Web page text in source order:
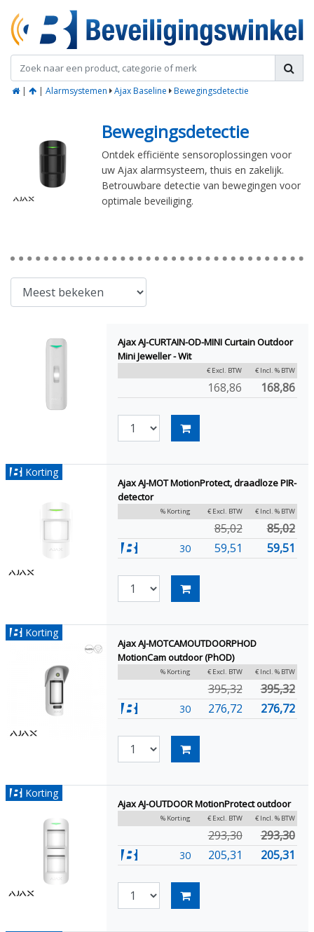
| | Alarmsystemen Ajax Baseline Bewegingsdetectie
Bewegingsdetectie
Ontdek efficiënte sensoroplossingen voor
uw Ajax alarmsysteem, thuis en zakelijk.
Betrouwbare detectie van bewegingen voor
optimale beveiliging.
Ajax AJ-CURTAIN-OD-MINI Curtain Outdoor
Mini Jeweller - Wit
€ Excl. BTW € Incl. % BTW
168,86 168,86
Korting
Ajax AJ-MOT MotionProtect, draadloze PIR-
detector
% Korting € Excl. BTW € Incl. % BTW
85,02 85,02
30 59,51 59,51
Korting
Ajax AJ-MOTCAMOUTDOORPHOD
MotionCam outdoor (PhOD)
% Korting € Excl. BTW € Incl. % BTW
395,32 395,32
30 276,72 276,72
Korting
Ajax AJ-OUTDOOR MotionProtect outdoor
% Korting € Excl. BTW € Incl. % BTW
293,30 293,30
30 205,31 205,31